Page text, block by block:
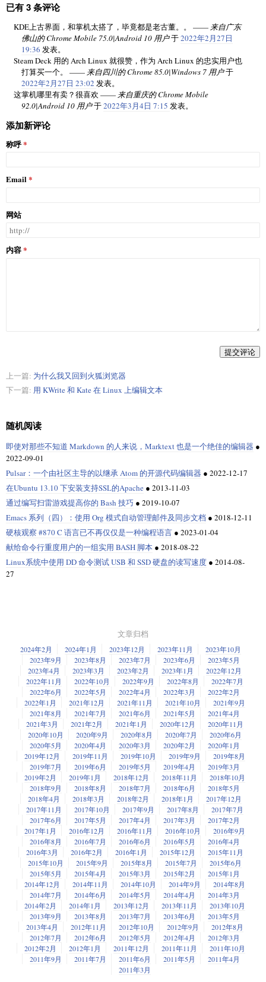
已有 3 条评论
KDE上古界面，和掌机太搭了，毕竟都是老古董。。 —— 来自广东
佛山的 Chrome Mobile 75.0|Android 10 用户于2022年2月27日
19:36 发表。
Steam Deck 用的 Arch Linux 就很赞，作为 Arch Linux 的忠实用户也
打算买一个。 —— 来自四川的 Chrome 85.0|Windows 7 用户于
2022年2月27日 23:02 发表。
这掌机哪里有卖？很喜欢 —— 来自重庆的 Chrome Mobile
92.0|Android 10 用户于2022年3月4日 7:15 发表。
添加新评论
称呼
Email
网站
内容
提交评论
上一篇: 为什么我又回到火狐浏览器
下一篇: 用 KWrite 和 Kate 在 Linux 上编辑文本
随机阅读
即使对那些不知道 Markdown 的人来说，Marktext 也是一个绝佳的编辑器 ●
2022-09-01
Pulsar：一个由社区主导的以继承 Atom 的开源代码编辑器 ● 2022-12-17
在Ubuntu 13.10 下安装支持SSL的Apache ● 2013-11-03
通过编写扫雷游戏提高你的 Bash 技巧 ● 2019-10-07
Emacs 系列（四）：使用 Org 模式自动管理邮件及同步文档 ● 2018-12-11
硬核观察 #870 C 语言已不再仅仅是一种编程语言 ● 2023-01-04
献给命令行重度用户的一组实用 BASH 脚本 ● 2018-08-22
Linux系统中使用 DD 命令测试 USB 和 SSD 硬盘的读写速度 ● 2014-08-
27
文章归档
2024年2月 2024年1月 2023年12月 2023年11月
2023年10月
2023年9月
2023年8月 2023年7月 2023年6月
2023年5月
2023年4月
2023年3月 2023年2月 2023年1月
2022年12月
2022年11月
2022年10月 2022年9月 2022年8月
2022年7月
2022年6月
2022年5月 2022年4月 2022年3月
2022年2月
2022年1月
2021年12月 2021年11月 2021年10月
2021年9月
2021年8月
2021年7月 2021年6月 2021年5月
2021年4月
2021年3月
2021年2月 2021年1月 2020年12月
2020年11月
2020年10月
2020年9月 2020年8月 2020年7月
2020年6月
2020年5月
2020年4月 2020年3月 2020年2月
2020年1月
2019年12月
2019年11月 2019年10月 2019年9月
2019年8月
2019年7月
2019年6月 2019年5月 2019年4月
2019年3月
2019年2月
2019年1月 2018年12月 2018年11月
2018年10月
2018年9月
2018年8月 2018年7月 2018年6月
2018年5月
2018年4月
2018年3月 2018年2月 2018年1月
2017年12月
2017年11月
2017年10月 2017年9月 2017年8月
2017年7月
2017年6月
2017年5月 2017年4月 2017年3月
2017年2月
2017年1月
2016年12月 2016年11月 2016年10月
2016年9月
2016年8月
2016年7月 2016年6月 2016年5月
2016年4月
2016年3月
2016年2月 2016年1月 2015年12月
2015年11月
2015年10月
2015年9月 2015年8月 2015年7月
2015年6月
2015年5月
2015年4月 2015年3月 2015年2月
2015年1月
2014年12月
2014年11月 2014年10月 2014年9月
2014年8月
2014年7月
2014年6月 2014年5月 2014年4月
2014年3月
2014年2月
2014年1月 2013年12月 2013年11月
2013年10月
2013年9月
2013年8月 2013年7月 2013年6月
2013年5月
2013年4月
2012年11月 2012年10月 2012年9月
2012年8月
2012年7月
2012年6月 2012年5月 2012年4月
2012年3月
2012年2月
2012年1月 2011年12月 2011年11月
2011年10月
2011年9月
2011年7月 2011年6月 2011年5月
2011年4月
2011年3月